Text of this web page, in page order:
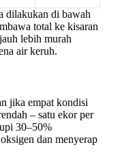
dilakukan di bawah
total ke kisaran
lebih murah
air keruh.
jika empat kondisi
– satu ekor per
30–50%
dan menyerap